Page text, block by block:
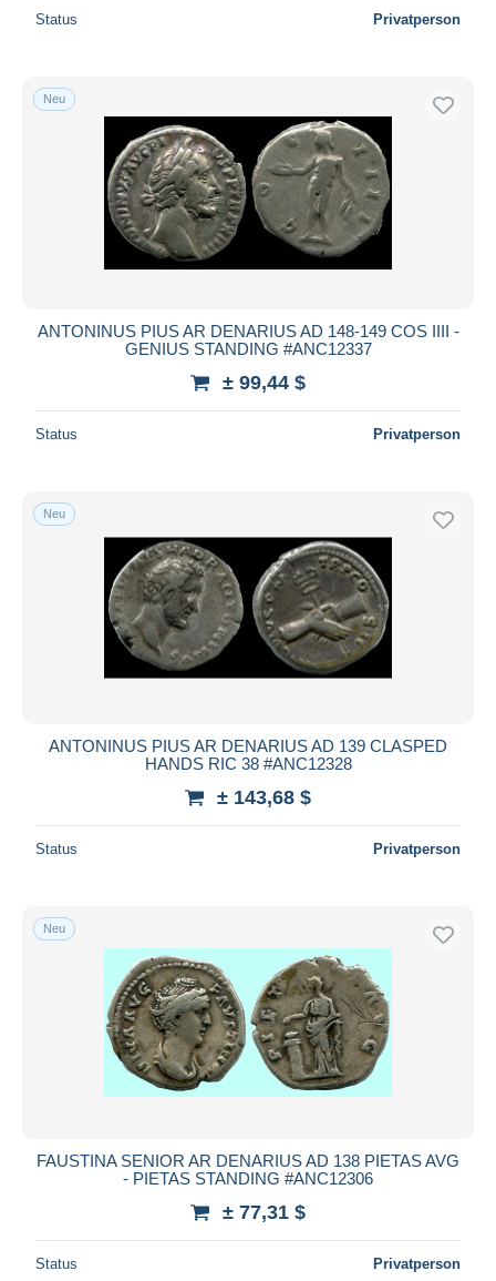
Status Privatperson
Neu
ANTONINUS PIUS AR DENARIUS AD 148-149 COS IIII -
GENIUS STANDING #ANC12337
± 99,44 $
Status Privatperson
Neu
ANTONINUS PIUS AR DENARIUS AD 139 CLASPED
HANDS RIC 38 #ANC12328
± 143,68 $
Status Privatperson
Neu
FAUSTINA SENIOR AR DENARIUS AD 138 PIETAS AVG
- PIETAS STANDING #ANC12306
± 77,31 $
Status Privatperson